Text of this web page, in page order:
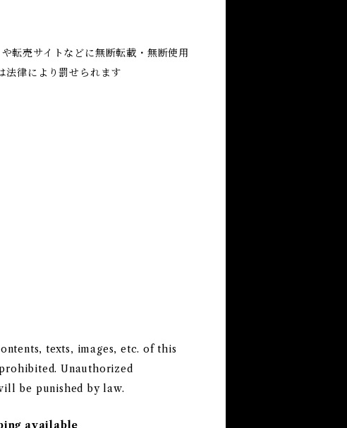
転売サイトなどに無断転載・無断使用
法律により罰せられます
texts, images, etc. of this
Unauthorized
be punished by law.
available